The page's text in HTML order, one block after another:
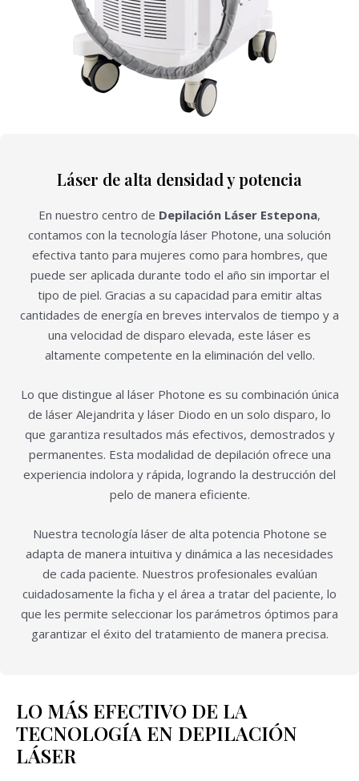
Láser de alta densidad y potencia
En nuestro centro de Depilación Láser Estepona,
contamos con la tecnología láser Photone, una solución
efectiva tanto para mujeres como para hombres, que
puede ser aplicada durante todo el año sin importar el
tipo de piel. Gracias a su capacidad para emitir altas
cantidades de energía en breves intervalos de tiempo y a
una velocidad de disparo elevada, este láser es
altamente competente en la eliminación del vello.
Lo que distingue al láser Photone es su combinación única
de láser Alejandrita y láser Diodo en un solo disparo, lo
que garantiza resultados más efectivos, demostrados y
permanentes. Esta modalidad de depilación ofrece una
experiencia indolora y rápida, logrando la destrucción del
pelo de manera eficiente.
Nuestra tecnología láser de alta potencia Photone se
adapta de manera intuitiva y dinámica a las necesidades
de cada paciente. Nuestros profesionales evalúan
cuidadosamente la ficha y el área a tratar del paciente, lo
que les permite seleccionar los parámetros óptimos para
garantizar el éxito del tratamiento de manera precisa.
LO MÁS EFECTIVO DE LA
TECNOLOGÍA EN DEPILACIÓN
LÁSER